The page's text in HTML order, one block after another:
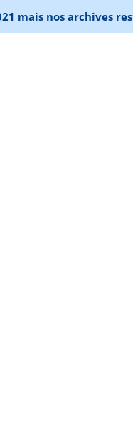
mais nos archives